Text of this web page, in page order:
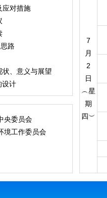
应对措施
路
、意义与展望
设计
央委员会
境工作委员会
7
月
2
日
︵星
期
四︶